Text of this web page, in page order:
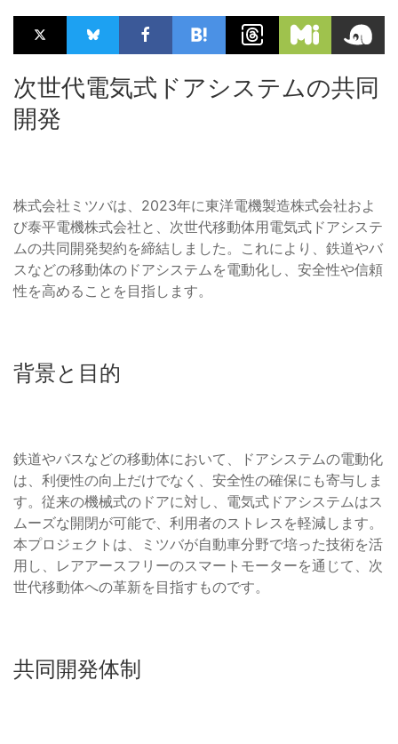
次世代電気式ドアシステムの共同
開発
株式会社ミツバは、2023年に東洋電機製造株式会社およ
び泰平電機株式会社と、次世代移動体用電気式ドアシステ
ムの共同開発契約を締結しました。これにより、鉄道やバ
スなどの移動体のドアシステムを電動化し、安全性や信頼
性を高めることを目指します。
背景と目的
鉄道やバスなどの移動体において、ドアシステムの電動化
は、利便性の向上だけでなく、安全性の確保にも寄与しま
す。従来の機械式のドアに対し、電気式ドアシステムはス
ムーズな開閉が可能で、利用者のストレスを軽減します。
本プロジェクトは、ミツバが自動車分野で培った技術を活
用し、レアアースフリーのスマートモーターを通じて、次
世代移動体への革新を目指すものです。
共同開発体制